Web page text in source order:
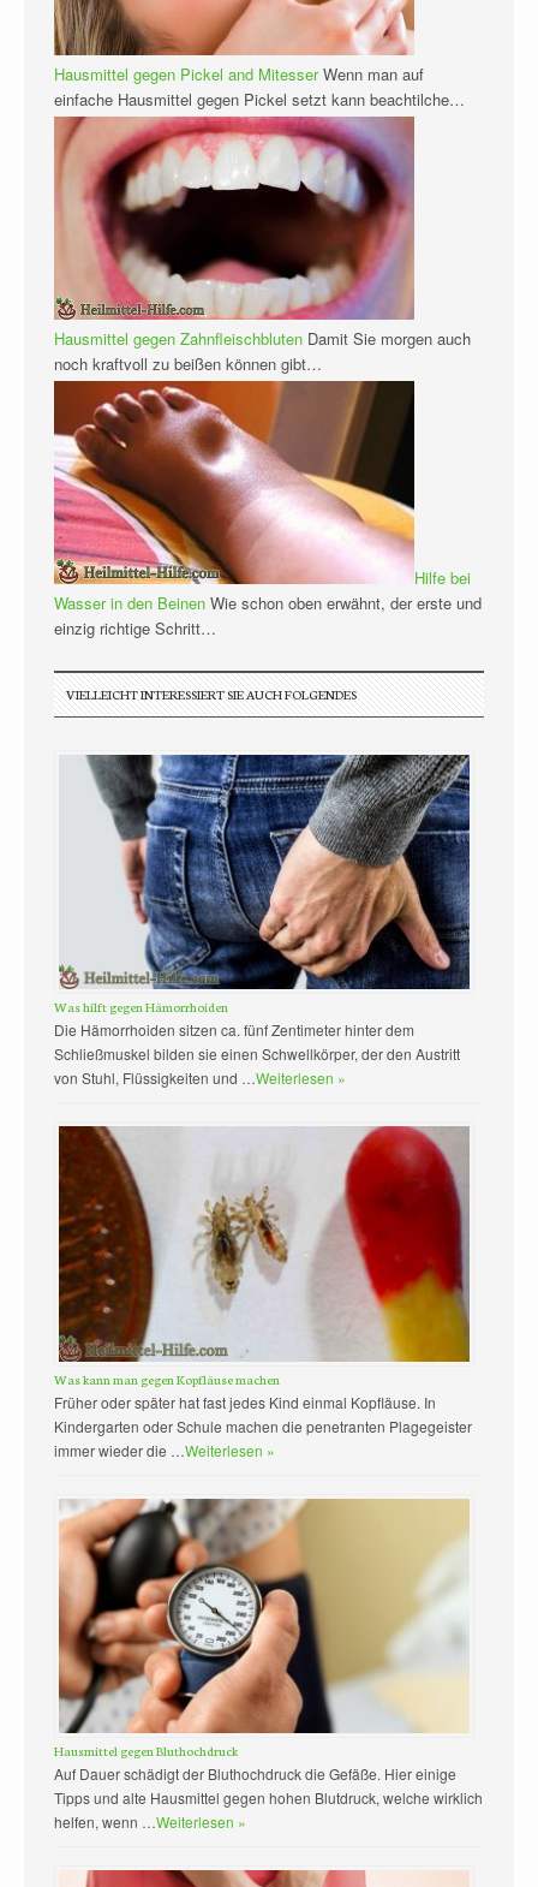
Hausmittel gegen Pickel and MitesserWenn man auf
einfache Hausmittel gegen Pickel setzt kann beachtilche…
Hausmittel gegen Zahnfleischbluten Damit Sie morgen auch
noch kraftvoll zu beißen können gibt…
Hilfe bei
Wasser in den Beinen Wie schon oben erwähnt, der erste und
einzig richtige Schritt…
VIELLEICHT INTERESSIERT SIE AUCH FOLGENDES
Was hilft gegen Hämorrhoiden
Die Hämorrhoiden sitzen ca. fünf Zentimeter hinter dem
Schließmuskel bilden sie einen Schwellkörper, der den Austritt
von Stuhl, Flüssigkeiten und …Weiterlesen »
Was kann man gegen Kopfläuse machen
Früher oder später hat fast jedes Kind einmal Kopfläuse. In
Kindergarten oder Schule machen die penetranten Plagegeister
immer wieder die …Weiterlesen »
Hausmittel gegen Bluthochdruck
Auf Dauer schädigt der Bluthochdruck die Gefäße. Hier einige
Tipps und alte Hausmittel gegen hohen Blutdruck, welche wirklich
helfen, wenn …Weiterlesen »